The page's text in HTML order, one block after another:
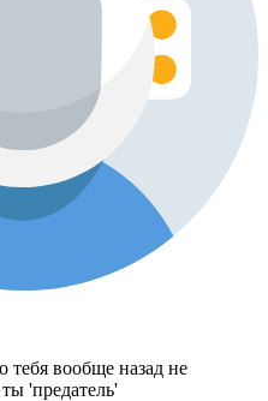
тебя вообще назад не
'предатель'